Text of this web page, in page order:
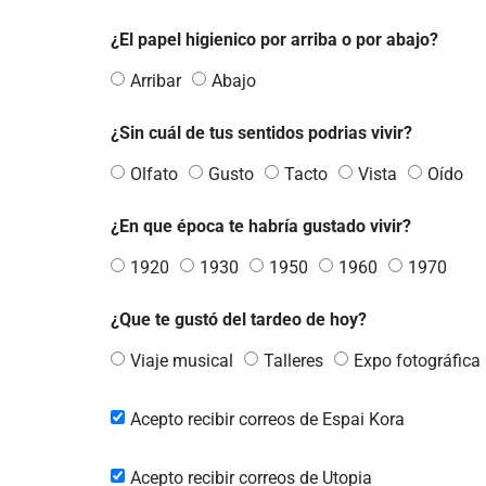
¿El papel higienico por arriba o por abajo?
Arribar
Abajo
¿Sin cuál de tus sentidos podrias vivir?
Olfato
Gusto Tacto Vista Oído
¿En que época te habría gustado vivir?
1920
1930 1950 1960 1970
¿Que te gustó del tardeo de hoy?
Viaje musical
Talleres Expo fotográfica
Acepto recibir correos de Espai Kora
Acepto recibir correos de Utopia